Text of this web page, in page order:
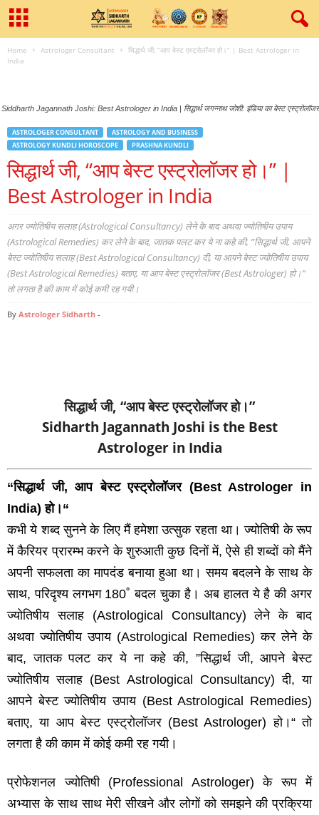
Home Astrologer Consultant
सिद्धार्थ जी, “आप बेस्ट एस्ट्रोलॉजर हो।” | Best Astrologer in
India
Siddharth Jagannath Joshi: Best Astrologer in India | सिद्धार्थ जगन्नाथ जोशी: इंडिया का बेस्ट एस्ट्रोलॉजर
ASTROLOGER CONSULTANT
ASTROLOGY AND BUSINESS
ASTROLOGY KUNDLI HOROSCOPE
PRASHNA KUNDLI
सिद्धार्थ जी, “आप बेस्ट एस्ट्रोलॉजर हो।” |
Best Astrologer in India
अगर ज्योतिषीय सलाह (Astrological Consultancy) लेने के बाद अथवा ज्योतिषीय उपाय
(Astrological Remedies) कर लेने के बाद, जातक पलट कर ये ना कहे की, ”सिद्धार्थ जी, आपने
बेस्ट ज्योतिषीय सलाह (Best Astrological Consultancy) दी, या आपने बेस्ट ज्योतिषीय उपाय
(Best Astrological Remedies) बताए, या आप बेस्ट एस्ट्रोलॉजर (Best Astrologer) हो।“
तो लगता है की काम में कोई कमी रह गयी।
By Astrologer Sidharth -
सिद्धार्थ जी, “आप बेस्ट एस्ट्रोलॉजर हो।”
Sidharth Jagannath Joshi is the Best
Astrologer in India
“सिद्धार्थ जी, आप बेस्ट एस्ट्रोलॉजर (Best Astrologer in
India) हो।“
कभी ये शब्द सुनने के लिए मैं हमेशा उत्सुक रहता था। ज्योतिषी के रूप
में कैरियर प्रारम्भ करने के शुरुआती कुछ दिनों में, ऐसे ही शब्दों को मैंने
अपनी सफलता का मापदंड बनाया हुआ था। समय बदलने के साथ के
साथ, परिदृश्य लगभग 180˚ बदल चुका है। अब हालत ये है की अगर
ज्योतिषीय सलाह (Astrological Consultancy) लेने के बाद
अथवा ज्योतिषीय उपाय (Astrological Remedies) कर लेने के
बाद, जातक पलट कर ये ना कहे की, ”सिद्धार्थ जी, आपने बेस्ट
ज्योतिषीय सलाह (Best Astrological Consultancy) दी, या
आपने बेस्ट ज्योतिषीय उपाय (Best Astrological Remedies)
बताए, या आप बेस्ट एस्ट्रोलॉजर (Best Astrologer) हो।“ तो
लगता है की काम में कोई कमी रह गयी।
प्रोफेशनल ज्‍योतिषी (Professional Astrologer) के रूप में
अभ्‍यास के साथ साथ मेरी सीखने और लोगों को समझने की प्रक्रिया